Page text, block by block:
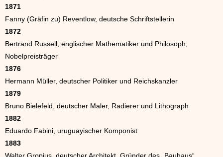
1871
Fanny (Gräfin zu) Reventlow, deutsche Schriftstellerin
1872
Bertrand Russell, englischer Mathematiker und Philosoph,
Nobelpreisträger
1876
Hermann Müller, deutscher Politiker und Reichskanzler
1879
Bruno Bielefeld, deutscher Maler, Radierer und Lithograph
1882
Eduardo Fabini, uruguayischer Komponist
1883